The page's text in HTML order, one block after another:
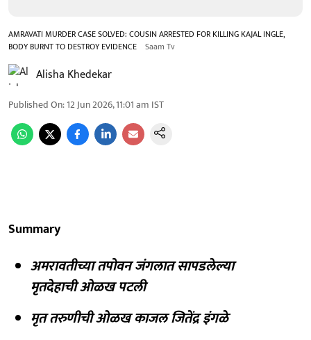
AMRAVATI MURDER CASE SOLVED: COUSIN ARRESTED FOR KILLING KAJAL INGLE,
BODY BURNT TO DESTROY EVIDENCE Saam Tv
Alisha Khedekar
Published On:12 Jun 2026, 11:01 am IST
Summary
अमरावतीच्या तपोवन जंगलात सापडलेल्या
मृतदेहाची ओळख पटली
मृत तरुणीची ओळख काजल जितेंद्र इंगळे